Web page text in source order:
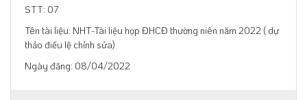
07
NHT-Tài liệu họp ĐHCĐ thường niên năm 2022 ( dự
thảo điều lệ chỉnh sửa)
08/04/2022